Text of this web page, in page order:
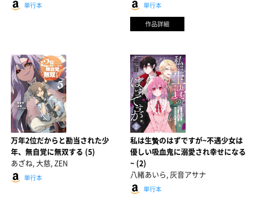
単行本 単行本
作品詳細
万年2位だからと勘当された少
年、無自覚に無双する (5)
あざね, 大慈, ZEN
単行本
私は生贄のはずですが~不遇少女は
優しい吸血鬼に溺愛され幸せになる
~ (2)
八緒あいら, 灰音アサナ
単行本